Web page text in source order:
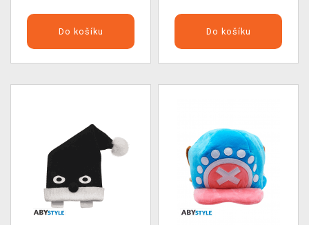
Do košíku Do košíku